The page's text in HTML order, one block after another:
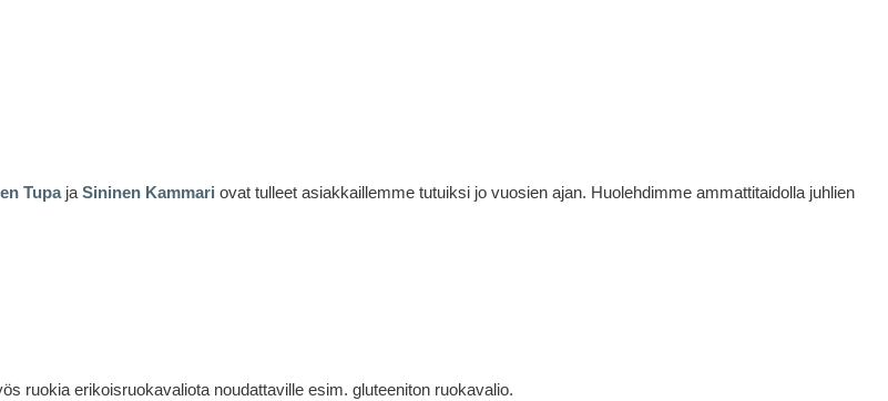
Tupaja Sininen Kammari ovat tulleet asiakkaillemme tutuiksi jo vuosien ajan. Huolehdimme ammattitaidolla juhlien
ruokia erikoisruokavaliota noudattaville esim. gluteeniton ruokavalio.